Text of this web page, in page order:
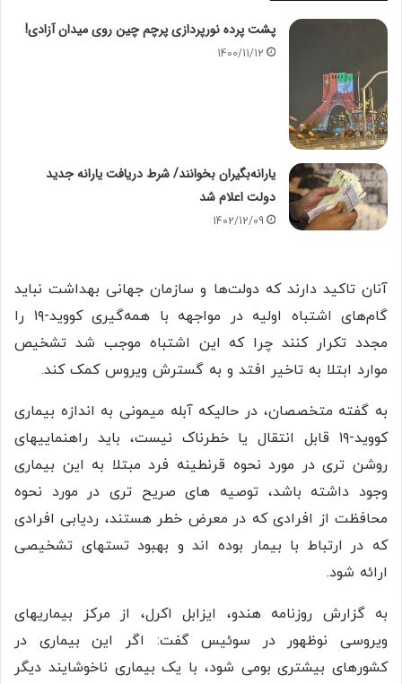
پشت پرده نورپردازی پرچم چین روی میدان آزادی!
1400/11/12
یارانه‌بگیران بخوانند/ شرط دریافت یارانه جدید
دولت اعلام شد
1402/12/09
آنان تاکید دارند که دولت‌ها و سازمان جهانی بهداشت نباید
گام‌های اشتباه اولیه در مواجهه با همه‌گیری کووید-۱۹ را
مجدد تکرار کنند چرا که این اشتباه موجب شد تشخیص
موارد ابتلا به تاخیر افتد و به گسترش ویروس کمک کند.
به گفته متخصصان، در حالیکه آبله میمونی به اندازه بیماری
کووید-۱۹ قابل انتقال یا خطرناک نیست، باید راهنماییهای
روشن تری در مورد نحوه قرنطینه فرد مبتلا به این بیماری
وجود داشته باشد، توصیه های صریح تری در مورد نحوه
محافظت از افرادی که در معرض خطر هستند، ردیابی افرادی
که در ارتباط با بیمار بوده اند و بهبود تستهای تشخیصی
ارائه شود.
به گزارش روزنامه هندو، ایزابل اکرل، از مرکز بیماریهای
ویروسی نوظهور در سوئیس گفت: اگر این بیماری در
کشورهای بیشتری بومی شود، با یک بیماری ناخوشایند دیگر